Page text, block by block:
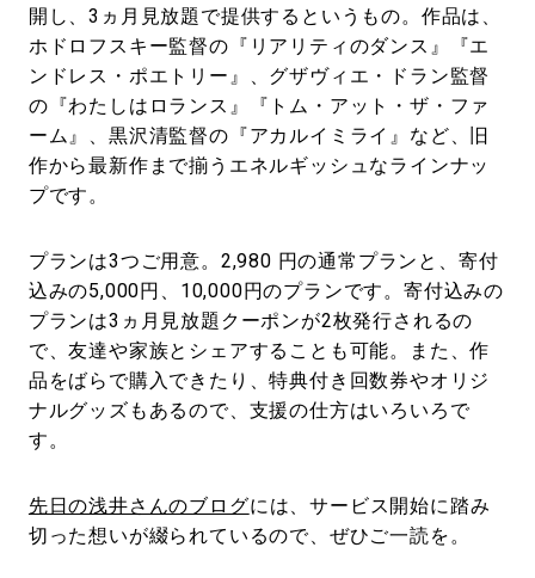
開し、3ヵ月見放題で提供するというもの。作品は、
ホドロフスキー監督の『リアリティのダンス』『エ
ンドレス・ポエトリー』、グザヴィエ・ドラン監督
の『わたしはロランス』『トム・アット・ザ・ファ
ーム』、黒沢清監督の『アカルイミライ』など、旧
作から最新作まで揃うエネルギッシュなラインナッ
プです。
プランは3つご用意。2,980 円の通常プランと、寄付
込みの5,000円、10,000円のプランです。寄付込みの
プランは3ヵ月見放題クーポンが2枚発行されるの
で、友達や家族とシェアすることも可能。また、作
品をばらで購入できたり、特典付き回数券やオリジ
ナルグッズもあるので、支援の仕方はいろいろで
す。
先日の浅井さんのブログには、サービス開始に踏み
切った想いが綴られているので、ぜひご一読を。